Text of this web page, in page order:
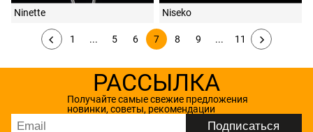
Ninette Niseko
1 ... 5 6 7 8 9 ... 11
РАССЫЛКА
Получайте самые свежие предложения
новинки, советы, рекомендации